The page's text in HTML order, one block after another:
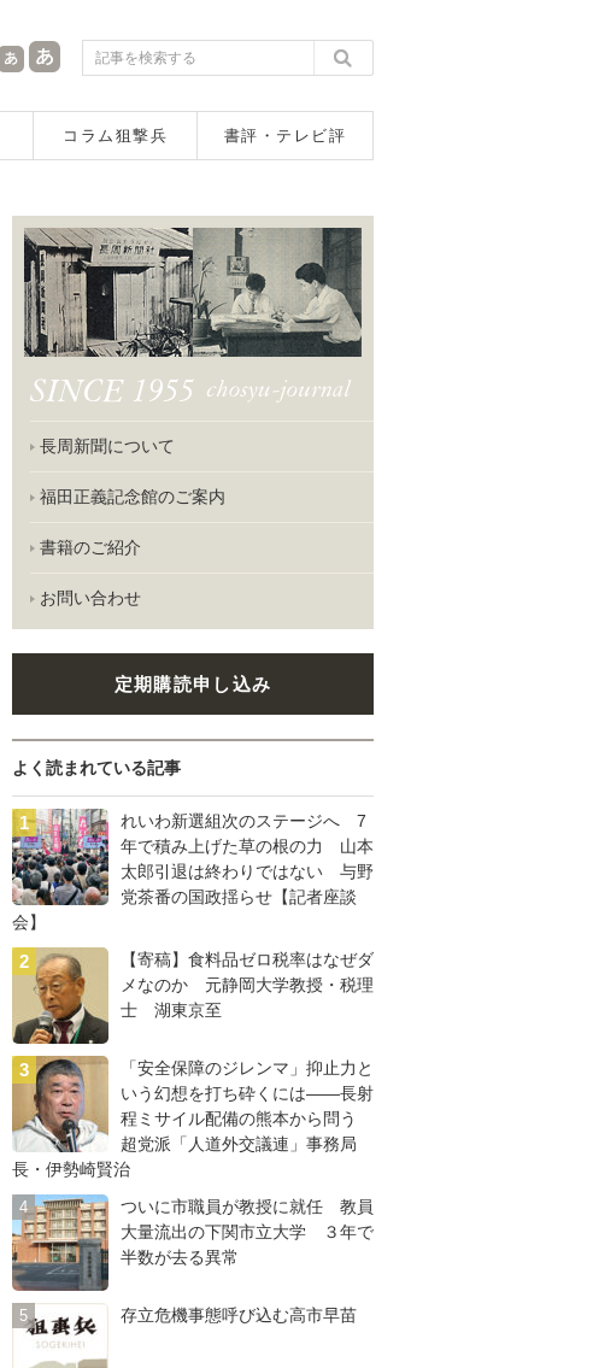
コラム狙撃兵 書評・テレビ評
長周新聞について
福田正義記念館のご案内
書籍のご紹介
お問い合わせ
定期購読申し込み
よく読まれている記事
れいわ新選組次のステージへ 7
年で積み上げた草の根の力 山本
太郎引退は終わりではない 与野
党茶番の国政揺らせ【記者座談
会】
【寄稿】食料品ゼロ税率はなぜダ
メなのか 元静岡大学教授・税理
士 湖東京至
「安全保障のジレンマ」抑止力と
いう幻想を打ち砕くには――長射
程ミサイル配備の熊本から問う
超党派「人道外交議連」事務局
長・伊勢崎賢治
ついに市職員が教授に就任 教員
大量流出の下関市立大学 ３年で
半数が去る異常
存立危機事態呼び込む高市早苗